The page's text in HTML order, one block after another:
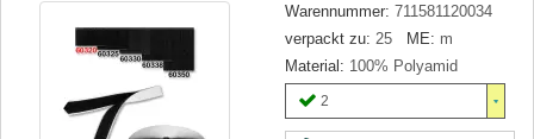
Warennummer: 711581120034
verpackt zu: 25 ME: m
Material: 100% Polyamid
2